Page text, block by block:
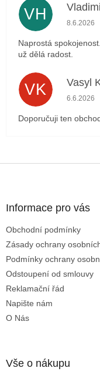
VH 8.6.2026
Naprostá
už dělá radost.
VK Vasyl
6.6.2026
Doporučuji ten
Informace pro vás
Obchodní podmínky
Zásady ochrany
Podmínky ochrany
Odstoupení od smlouvy
Reklamační řád
Napište nám
O Nás
Vše o nákupu